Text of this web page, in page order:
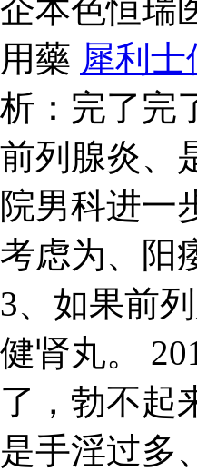
企本色恒瑞
用藥 犀利
析：完了完
前列腺炎、
院男科进一
考虑为、阳
3、如果前
健肾丸。
了，勃不起
是手淫过多